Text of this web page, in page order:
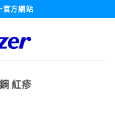
官方網站
紅疹